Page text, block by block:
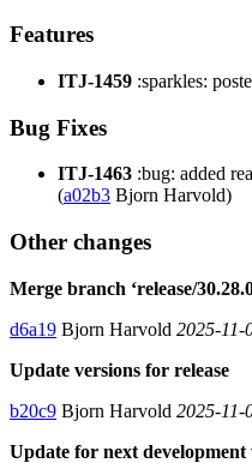
Features
ITJ-1459 :sparkles:
Bug Fixes
ITJ-1463 :bug: added
(a02b3 Bjorn Harvold)
Other changes
Merge branch ‘release/
d6a19 Bjorn Harvold 2025-11-
Update versions for release
b20c9 Bjorn Harvold 2025-11-
Update for next development